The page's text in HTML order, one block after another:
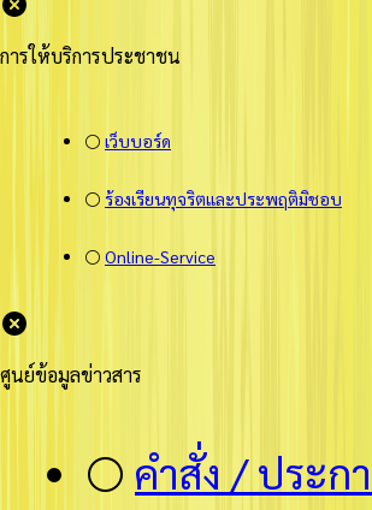
การให้บริการประชาชน
⚪ เว็บบอร์ด
⚪ ร้องเรียนทุจริตและประพฤติมิชอบ
⚪ Online-Service
ศูนย์ข้อมูลข่าวสาร
⚪ คำสั่ง / ประก